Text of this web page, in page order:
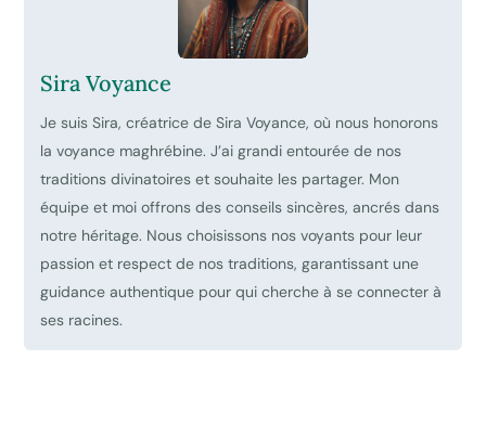
Sira Voyance
Je suis Sira, créatrice de Sira Voyance, où nous honorons
la voyance maghrébine. J’ai grandi entourée de nos
traditions divinatoires et souhaite les partager. Mon
équipe et moi offrons des conseils sincères, ancrés dans
notre héritage. Nous choisissons nos voyants pour leur
passion et respect de nos traditions, garantissant une
guidance authentique pour qui cherche à se connecter à
ses racines.